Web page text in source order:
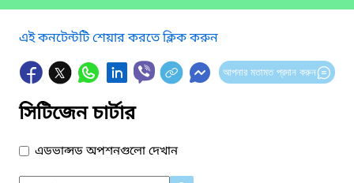
এই কনটেন্টটি শেয়ার করতে ক্লিক করুন
আপনার মতামত প্রদান করুন
সিটিজেন চার্টার
এডভান্সড অপশনগুলো দেখান